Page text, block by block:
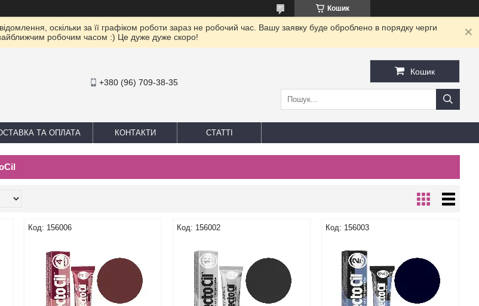
Кошик
оскільки за її графіком роботи зараз не робочий час. Вашу заявку буде оброблено в порядку черги
робочим часом :) Це дуже дуже скоро!
+380 (96) 709-38-35
Кошик
ТА ОПЛАТА КОНТАКТИ СТАТТІ
156006 156002 156003